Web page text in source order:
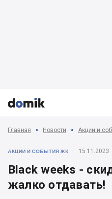



Главная Новости Акции и
АКЦИИ И СОБЫТИЯ ЖК 15.11.2023
Black weeks -
жалко отдавать!